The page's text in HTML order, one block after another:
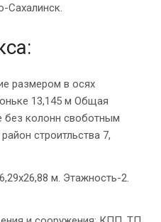
Сахалинск.
размером в осях
13,145 м Общая
без колонн своботным
строитльства 7,
м. Этажность-2.